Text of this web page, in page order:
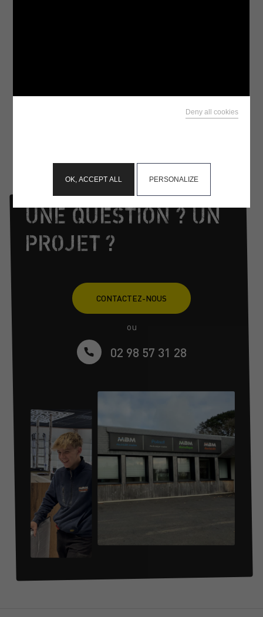
UNE QUESTION ? UN
PROJET ?
CONTACTEZ-NOUS
ou
02 98 57 31 28
OK, ACCEPT ALL
Deny all cookies
PERSONALIZE